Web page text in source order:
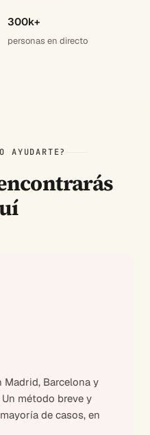
300k+
personas en directo
AYUDARTE?
Madrid, Barcelona y
método breve y
de casos, en